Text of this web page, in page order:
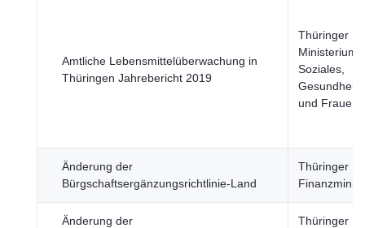
Amtliche Lebensmittelüberwachung in
Thüringen Jahrebericht 2019
Thüringer
Ministerium
Soziales,
Gesundheit,
und Frauen
Änderung der
Bürgschaftsergänzungsrichtlinie-Land
Thüringer
Änderung der
Thüringer